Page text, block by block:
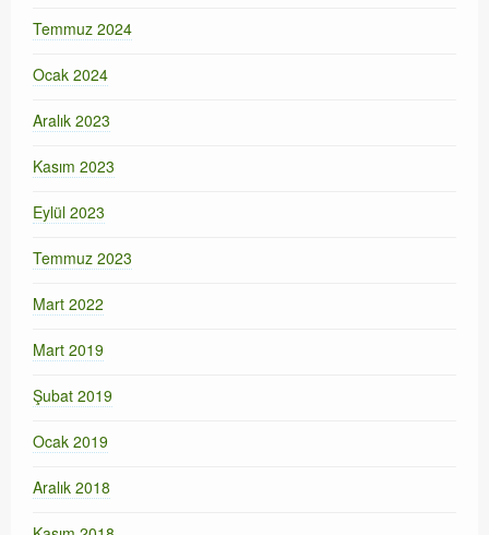
Temmuz 2024
Ocak 2024
Aralık 2023
Kasım 2023
Eylül 2023
Temmuz 2023
Mart 2022
Mart 2019
Şubat 2019
Ocak 2019
Aralık 2018